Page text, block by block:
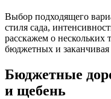
Выбор подходящего
стиля сада,
расскажем о
бюджетных и
Бюджетные
и щебень